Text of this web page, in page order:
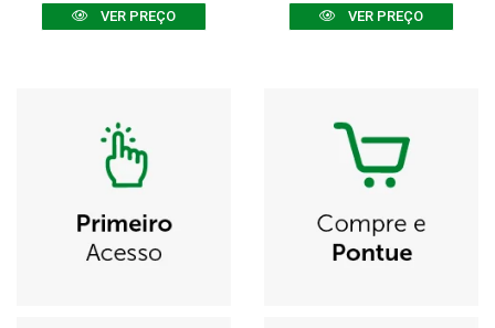
VER PREÇO VER PREÇO